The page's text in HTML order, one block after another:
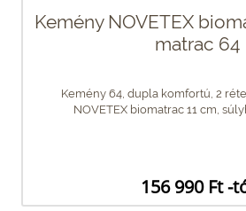
Kemény NOVETEX
matrac 64
Kemény 64, dupla komfortú, 2
NOVETEX biomatrac 11 cm,
156 990 Ft -